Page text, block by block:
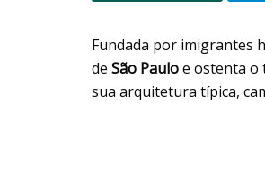
Fundada por imigrantes
de São Pauloe ostenta o
sua arquitetura típica,